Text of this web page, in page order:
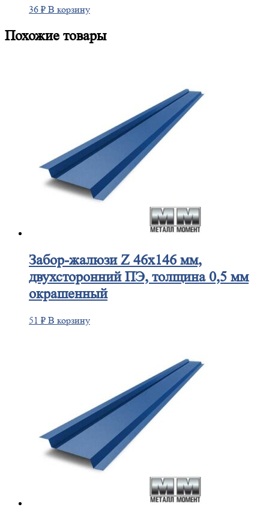
36 ₽ В корзину
Похожие товары
Забор-жалюзиZ 46х146 мм,
двухсторонний ПЭ, толщина 0,5 мм
окрашенный
51 ₽ В корзину